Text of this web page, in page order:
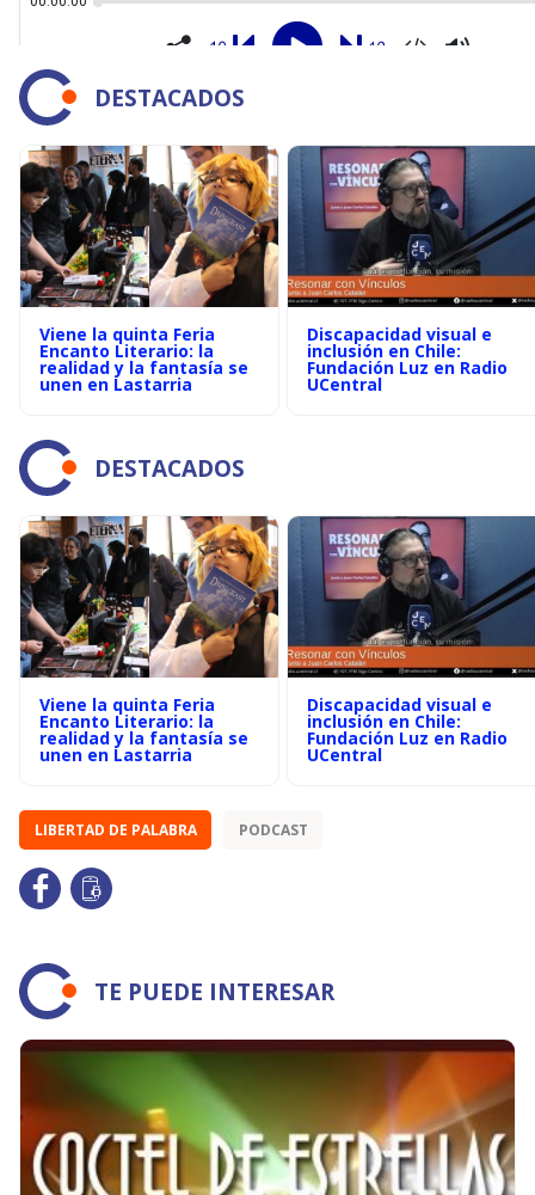
DESTACADOS
Viene la quinta Feria
Encanto Literario: la
realidad y la fantasía se
unen en Lastarria
Discapacidad visual e
inclusión en Chile:
Fundación Luz en Radio
UCentral
DESTACADOS
Viene la quinta Feria
Encanto Literario: la
realidad y la fantasía se
unen en Lastarria
Discapacidad visual e
inclusión en Chile:
Fundación Luz en Radio
UCentral
LIBERTAD DE PALABRA PODCAST
TE PUEDE INTERESAR